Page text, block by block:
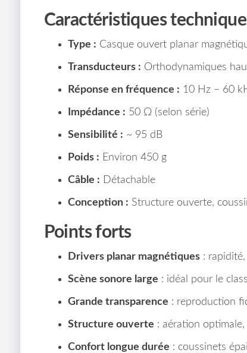
Caractéristiques
Type : Casque ouvert planar
Transducteurs : Orthodynamiques
Réponse en fréquence : 10 Hz – 60
Impédance : 50 Ω (selon série)
Sensibilité : ~ 95 dB
Poids : Environ 450 g
Câble : Détachable
Conception : Structure ouverte,
Points forts
Drivers planar magnétiques: rapidité,
Scène sonore large : idéal pour le
Grande transparence : reproduction
Structure ouverte : aération
Confort longue durée : coussinets